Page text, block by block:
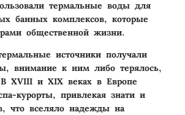
термальные воды для
банных комплексов, которые
общественной жизни.
источники получали
внимание к ним либо терялось,
В XVIII и XIX веках в Европе
курорты, привлекая знати и
что вселяло надежды на